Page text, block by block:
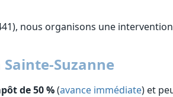
nous organisons une
Suzanne
de 50 %(avance immédiate) et